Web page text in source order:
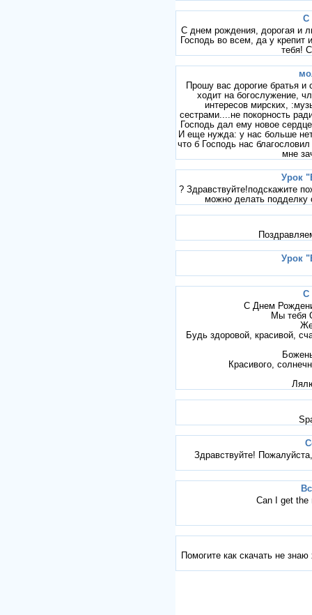
С
С днем рождения, дорогая и
Господь во всем, да у крепит
тебя!
Прошу вас дорогие братья
ходит на богослужение,
интересов мирских,
сестрами....не покорность
Господь дал ему новое
И еще нужда: у нас больше
что б Господь нас
мне
Урок
? Здравствуйте!подскажите
можно делать подделку
Урок
С
С Днем
Мы тебя
Будь здоровой, красивой,
Красивого,
Здравствуйте!
Can I get the
Помогите как скачать не